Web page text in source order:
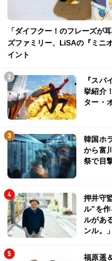
「ダイフクー！のフレーズが
ズファミリー、LiSAの『ミニ
イント
『スパ
挙紹介
ター・
韓国ホ
から富
祭で目
押井守
ル”を
ルがあ
ンル。
福原遥